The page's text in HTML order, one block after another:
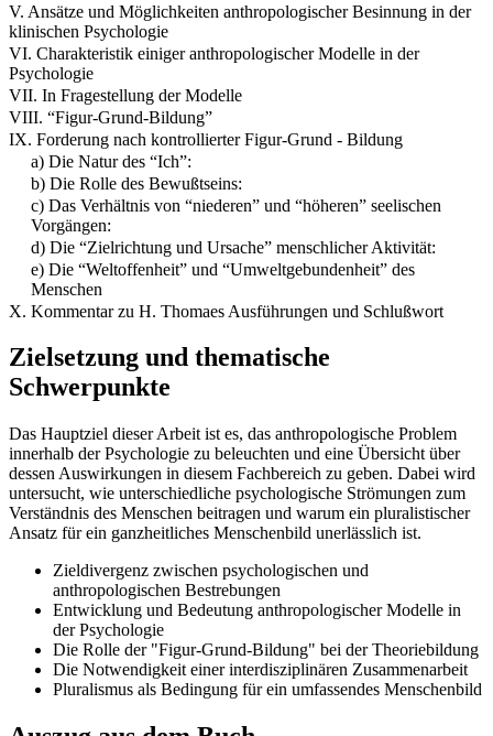
V. Ansätze und Möglichkeiten anthropologischer Besinnung in der
klinischen Psychologie
VI. Charakteristik einiger anthropologischer Modelle in der
Psychologie
VII. In Fragestellung der Modelle
VIII. “Figur-Grund-Bildung”
IX. Forderung nach kontrollierter Figur-Grund - Bildung
a) Die Natur des “Ich”:
b) Die Rolle des Bewußtseins:
c) Das Verhältnis von “niederen” und “höheren” seelischen
Vorgängen:
d) Die “Zielrichtung und Ursache” menschlicher Aktivität:
e) Die “Weltoffenheit” und “Umweltgebundenheit” des
Menschen
X. Kommentar zu H. Thomaes Ausführungen und Schlußwort
Zielsetzung und thematische
Schwerpunkte
Das Hauptziel dieser Arbeit ist es, das anthropologische Problem
innerhalb der Psychologie zu beleuchten und eine Übersicht über
dessen Auswirkungen in diesem Fachbereich zu geben. Dabei wird
untersucht, wie unterschiedliche psychologische Strömungen zum
Verständnis des Menschen beitragen und warum ein pluralistischer
Ansatz für ein ganzheitliches Menschenbild unerlässlich ist.
Zieldivergenz zwischen psychologischen und
anthropologischen Bestrebungen
Entwicklung und Bedeutung anthropologischer Modelle in
der Psychologie
Die Rolle der "Figur-Grund-Bildung" bei der Theoriebildung
Die Notwendigkeit einer interdisziplinären Zusammenarbeit
Pluralismus als Bedingung für ein umfassendes Menschenbild